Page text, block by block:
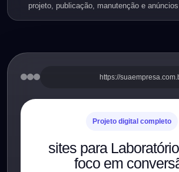
projeto, publicação, manutenção e
https://
Projeto digital completo
sites para
foco em